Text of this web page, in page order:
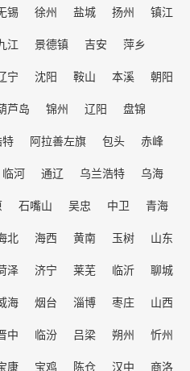
锡 徐州 盐城 扬州
镇江
江 景德镇 吉安
萍乡
宁 沈阳 鞍山 本溪
朝阳
芦岛 锦州 辽阳
盘锦
阿拉善左旗 包头
赤峰
临河 通辽 乌兰浩特
乌海
石嘴山 吴忠 中卫
青海
北 海西 黄南 玉树
山东
泽 济宁 莱芜 临沂
聊城
海 烟台 淄博 枣庄
山西
中 临汾 吕梁 朔州
忻州
康 宝鸡 陈仓 汉中
商洛